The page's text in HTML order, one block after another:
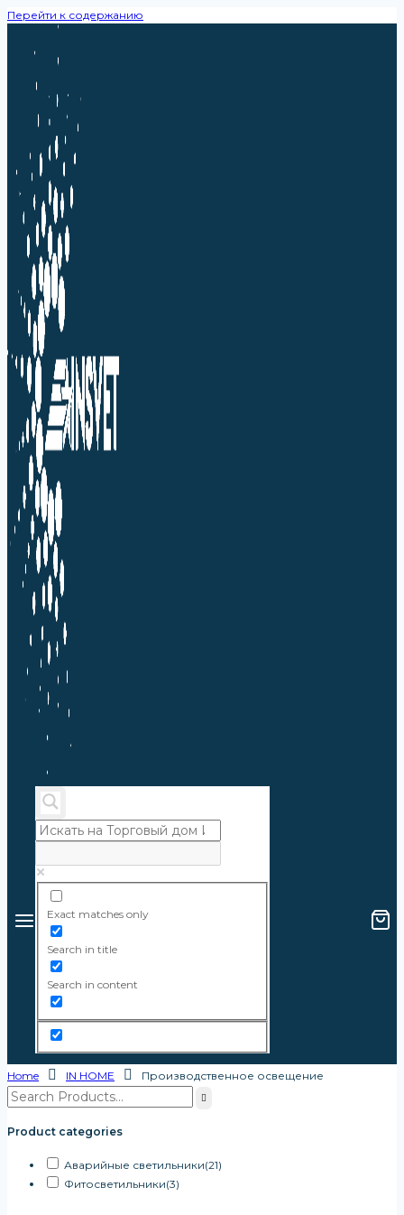
Перейти к содержанию
Exact matches only
Search in title
Search in content
Home IN HOME Производственное освещение
Product categories
Аварийные светильники(21)
Фитосветильники(3)